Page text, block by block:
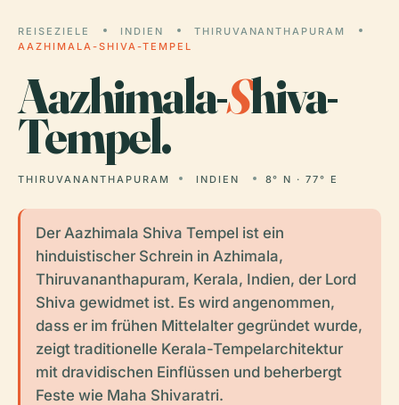
REISEZIELE INDIEN
THIRUVANANTHAPURAM
AAZHIMALA-SHIVA-TEMPEL
Aazhimala-Shiva-
Tempel.
THIRUVANANTHAPURAM INDIEN 8° N · 77° E
Der Aazhimala Shiva Tempel ist ein
hinduistischer Schrein in Azhimala,
Thiruvananthapuram, Kerala, Indien, der Lord
Shiva gewidmet ist. Es wird angenommen,
dass er im frühen Mittelalter gegründet wurde,
zeigt traditionelle Kerala-Tempelarchitektur
mit dravidischen Einflüssen und beherbergt
Feste wie Maha Shivaratri.